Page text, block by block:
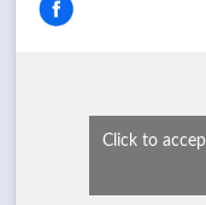
Click to